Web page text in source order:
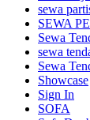
sewa
SEWA
Sewa
sewa
Sewa
Showcase
Sign In
SOFA